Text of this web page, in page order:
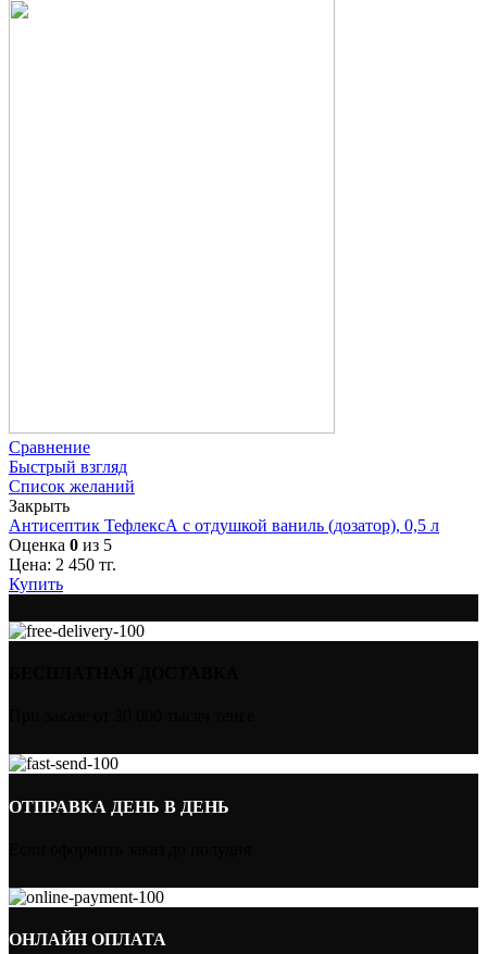
Сравнение
Быстрый взгляд
Список желаний
Закрыть
Антисептик ТефлексА с отдушкой ваниль (дозатор), 0,5 л
Оценка 0 из 5
Цена: 2 450 тг.
Купить
ОТПРАВКА ДЕНЬ В ДЕНЬ
ОНЛАЙН ОПЛАТА